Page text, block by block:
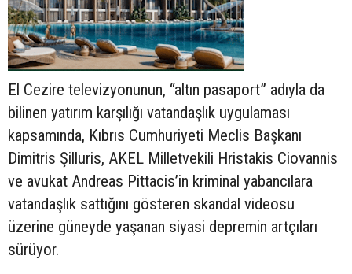
El Cezire televizyonunun, “altın pasaport” adıyla da
bilinen yatırım karşılığı vatandaşlık uygulaması
kapsamında, Kıbrıs Cumhuriyeti Meclis Başkanı
Dimitris Şilluris, AKEL Milletvekili Hristakis Ciovannis
ve avukat Andreas Pittacis’in kriminal yabancılara
vatandaşlık sattığını gösteren skandal videosu
üzerine güneyde yaşanan siyasi depremin artçıları
sürüyor.